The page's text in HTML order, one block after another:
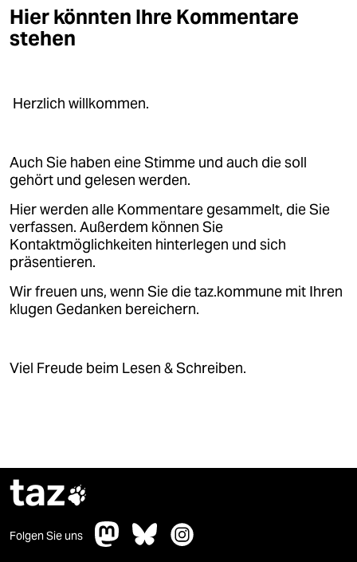
Hier könnten Ihre Kommentare
stehen
Herzlich willkommen.
Auch Sie haben eine Stimme und auch die soll
gehört und gelesen werden.
Hier werden alle Kommentare gesammelt, die Sie
verfassen. Außerdem können Sie
Kontaktmöglichkeiten hinterlegen und sich
präsentieren.
Wir freuen uns, wenn Sie die taz.kommune mit Ihren
klugen Gedanken bereichern.
Viel Freude beim Lesen & Schreiben.
taz
Folgen Sie uns